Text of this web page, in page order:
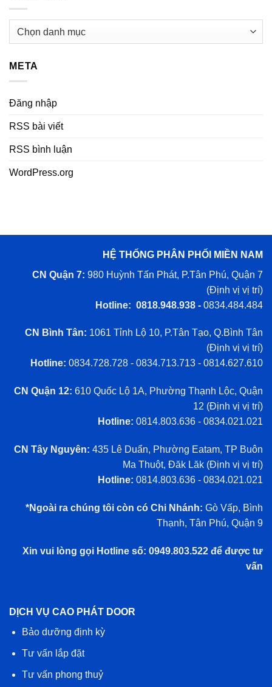
META
Đăng nhập
RSS bài viết
RSS bình luận
WordPress.org
HỆ THỐNG PHÂN PHỐI MIỀN NAM
CN Quận 7: 980 Huỳnh Tấn Phát, P.Tân Phú, Quận 7
(Định vị vị trí)
Hotline: 0818.948.938 - 0834.484.484
CN Bình Tân: 1061 Tỉnh Lộ 10, P.Tân Tạo, Q.Bình Tân
(Định vị vị trí)
Hotline: 0834.728.728 - 0834.713.713 - 0814.627.610
CN Quận 12: 610 Quốc Lộ 1A, Phường Thạnh Lộc, Quận
12 (Định vị vị trí)
Hotline: 0814.803.636 - 0834.021.021
CN Tây Nguyên: 435 Lê Duẩn, Phường Eatam, TP Buôn
Ma Thuột, Đăk Lăk (Định vị vị trí)
Hotline: 0814.803.636 - 0834.021.021
*Ngoài ra chúng tôi còn có Chi Nhánh: Gò Vấp, Bình
Thạnh, Tân Phú, Quận 9
Xin vui lòng gọi Hotline số: 0949.803.522 để được tư
vấn
DỊCH VỤ CAO PHÁT DOOR
Bảo dưỡng định kỳ
Tư vấn lắp đặt
Tư vấn phong thuỷ